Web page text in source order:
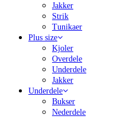
Jakker
Strik
Tunikaer
Plus size
Kjoler
Overdele
Underdele
Jakker
Underdele
Bukser
Nederdele